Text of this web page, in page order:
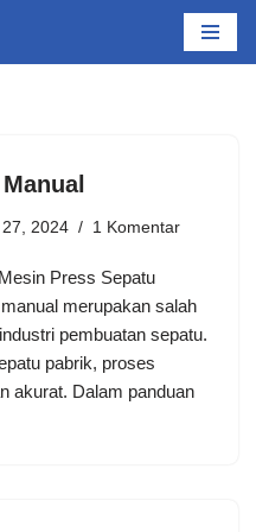
2024 1 Komentar
Press Sepatu
merupakan salah
pembuatan sepatu.
pabrik, proses
akurat. Dalam panduan